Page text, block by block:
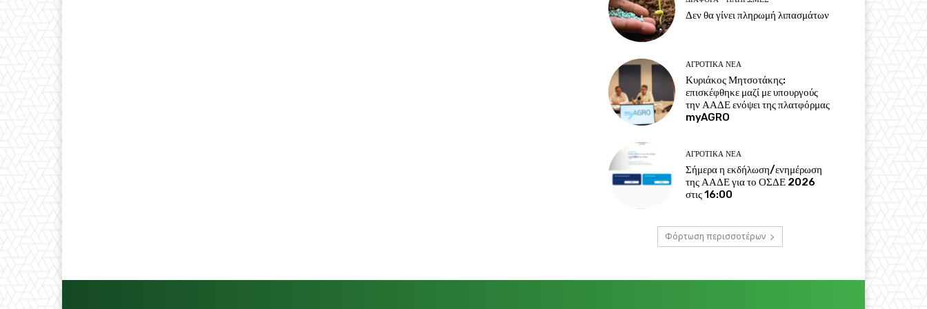
Δεν θα γίνει πληρωμή λιπασμάτων
ΑΓΡΟΤΙΚΆ ΝΈΑ
Κυριάκος Μητσοτάκης:
επισκέφθηκε μαζί με υπουργούς
την ΑΑΔΕ ενόψει της πλατφόρμας
myAGRO
ΑΓΡΟΤΙΚΆ ΝΈΑ
Σήμερα η εκδήλωση/ενημέρωση
της ΑΑΔΕ για το ΟΣΔΕ 2026
στις 16:00
Φόρτωση περισσοτέρων